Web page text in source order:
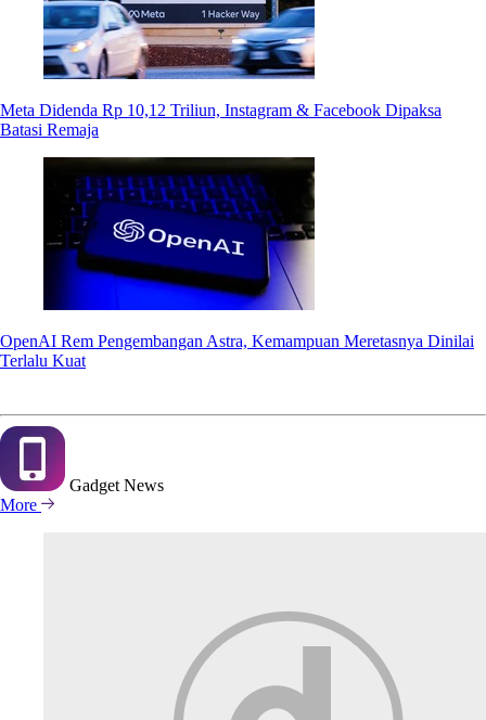
Meta Didenda Rp 10,12 Triliun, Instagram & Facebook Dipaksa
Batasi Remaja
OpenAI Rem Pengembangan Astra, Kemampuan Meretasnya Dinilai
Terlalu Kuat
Gadget News
More